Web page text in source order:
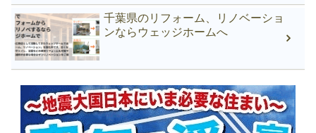
千葉県のリフォーム、リノベーショ
ンならウェッジホームへ